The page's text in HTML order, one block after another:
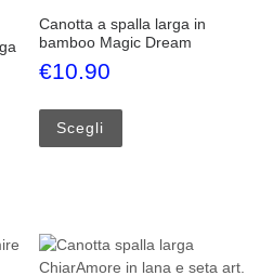
di prezzo: da €25.00
ha più varianti. Le opzioni possono
Canotta a spalla larga in
bamboo Magic Dream
€10.90
Scegli